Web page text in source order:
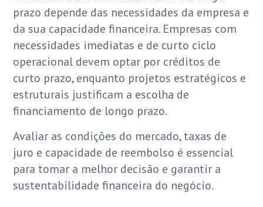
prazo depende das necessidades da empresa e
da sua capacidade financeira. Empresas com
necessidades imediatas e de curto ciclo
operacional devem optar por créditos de
curto prazo, enquanto projetos estratégicos e
estruturais justificam a escolha de
financiamento de longo prazo.
Avaliar as condições do mercado, taxas de
juro e capacidade de reembolso é essencial
para tomar a melhor decisão e garantir a
sustentabilidade financeira do negócio.